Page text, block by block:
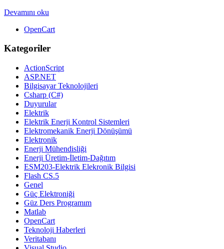
Devamını oku
OpenCart
Kategoriler
ActionScript
ASP.NET
Bilgisayar Teknolojileri
Csharp (C#)
Duyurular
Elektrik
Elektrik Enerji Kontrol Sistemleri
Elektromekanik Enerji Dönüşümü
Elektronik
Enerji Mühendisliği
Enerji Üretim-İletim-Dağıtım
ESM203-Elektrik Elekronik Bilgisi
Flash CS.5
Genel
Güç Elektroniği
Güz Ders Programım
Matlab
OpenCart
Teknoloji Haberleri
Veritabanı